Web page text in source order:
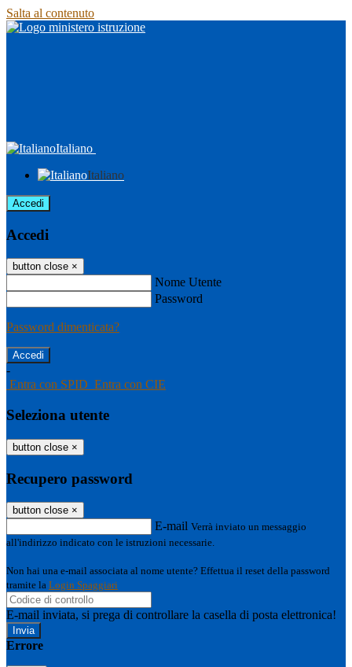
Salta al contenuto
Italiano
Italiano
Accedi
Accedi
button close ×
Nome Utente
Password
Password dimenticata?
-
Entra con SPID Entra con CIE
Seleziona utente
button close ×
Recupero password
button close ×
E-mail Verrà inviato un messaggio
all'indirizzo indicato con le istruzioni necessarie.
Non hai una e-mail associata al nome utente? Effettua il reset della password
tramite la Login Spaggiari
E-mail inviata, si prega di controllare la casella di posta elettronica!
Errore